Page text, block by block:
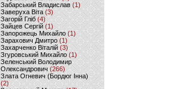
Забарський Владислав (1)
Заверуха Віта (3)
Загорій Гліб (4)
Зайцев Сергій(1)
Запорожець Михайло (1)
Зарахович Дмитро (1)
Захарченко Віталій (3)
Згуровський Михайло (1)
Зеленський Володимир
Олександрович (266)
Злата Огневич (Бордюг Інна)
(2)